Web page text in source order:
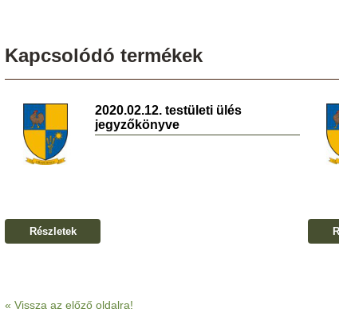
Kapcsolódó termékek
2020.02.12. testületi ülés
jegyzőkönyve
Részletek
« Vissza az előző oldalra!